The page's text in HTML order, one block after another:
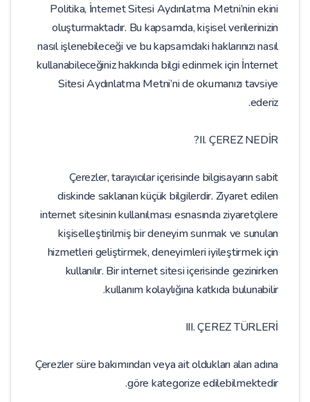
Politika, İnternet Sitesi Aydınlatma Metni’nin ekini
oluşturmaktadır. Bu kapsamda, kişisel verilerinizin
nasıl işlenebileceği ve bu kapsamdaki haklarınızı nasıl
kullanabileceğiniz hakkında bilgi edinmek için İnternet
Sitesi Aydınlatma Metni’ni de okumanızı tavsiye
ederiz.
II. ÇEREZ NEDİR?
Çerezler, tarayıcılar içerisinde bilgisayarın sabit
diskinde saklanan küçük bilgilerdir. Ziyaret edilen
internet sitesinin kullanılması esnasında ziyaretçilere
kişiselleştirilmiş bir deneyim sunmak ve sunulan
hizmetleri geliştirmek, deneyimleri iyileştirmek için
kullanılır. Bir internet sitesi içerisinde gezinirken
kullanım kolaylığına katkıda bulunabilir.
III. ÇEREZ TÜRLERİ
Çerezler süre bakımından veya ait oldukları alan adına
göre kategorize edilebilmektedir.